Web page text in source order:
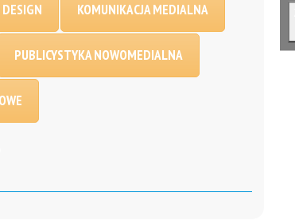
KOMUNIKACJA MEDIALNA
PUBLICYSTYKA NOWOMEDIALNA